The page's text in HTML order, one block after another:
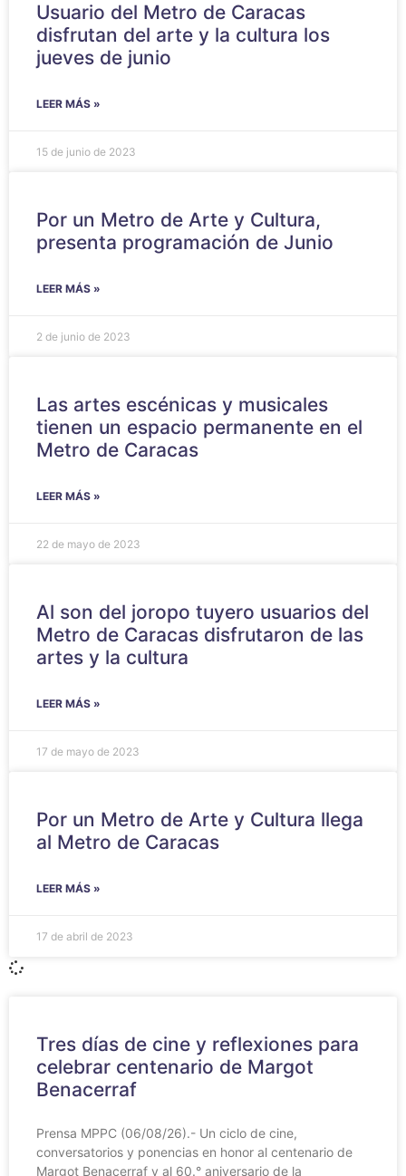
Usuario del Metro de Caracas
disfrutan del arte y la cultura los
jueves de junio
LEER MÁS »
15 de junio de 2023
Por un Metro de Arte y Cultura,
presenta programación de Junio
LEER MÁS »
2 de junio de 2023
Las artes escénicas y musicales
tienen un espacio permanente en el
Metro de Caracas
LEER MÁS »
22 de mayo de 2023
Al son del joropo tuyero usuarios del
Metro de Caracas disfrutaron de las
artes y la cultura
LEER MÁS »
17 de mayo de 2023
Por un Metro de Arte y Cultura llega
al Metro de Caracas
LEER MÁS »
17 de abril de 2023
Tres días de cine y reflexiones para
celebrar centenario de Margot
Benacerraf
Prensa MPPC (06/08/26).- Un ciclo de cine,
conversatorios y ponencias en honor al centenario de
Margot Benacerraf y al 60.° aniversario de la